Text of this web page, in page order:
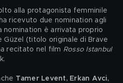
alla protagonista femminile
ricevuto due nomination agli
nomination è arrivata proprio
Güzel (titolo originale di Brave
recitato nel film Rosso Istanbul
Tamer Levent, Erkan Avci,